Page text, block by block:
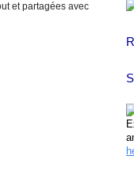
et partagées avec